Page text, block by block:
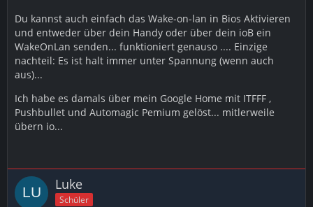
Du kannst auch einfach das Wake-on-lan in Bios Aktivieren
und entweder über dein Handy oder über dein ioB ein
WakeOnLan senden... funktioniert genauso .... Einzige
nachteil: Es ist halt immer unter Spannung (wenn auch
aus)...
Ich habe es damals über mein Google Home mit ITFFF ,
Pushbullet und Automagic Pemium gelöst... mitlerweile
übern io...
Luke
Schüler